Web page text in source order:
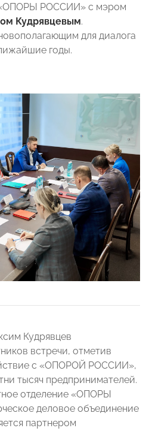
«ОПОРЫ РОССИИ» с мэром
Кудрявцевым.
для диалога
годы.
Кудрявцев
встречи, отметив
с «ОПОРОЙ РОССИИ»,
тысяч предпринимателей.
отделение «ОПОРЫ
деловое объединение
партнером